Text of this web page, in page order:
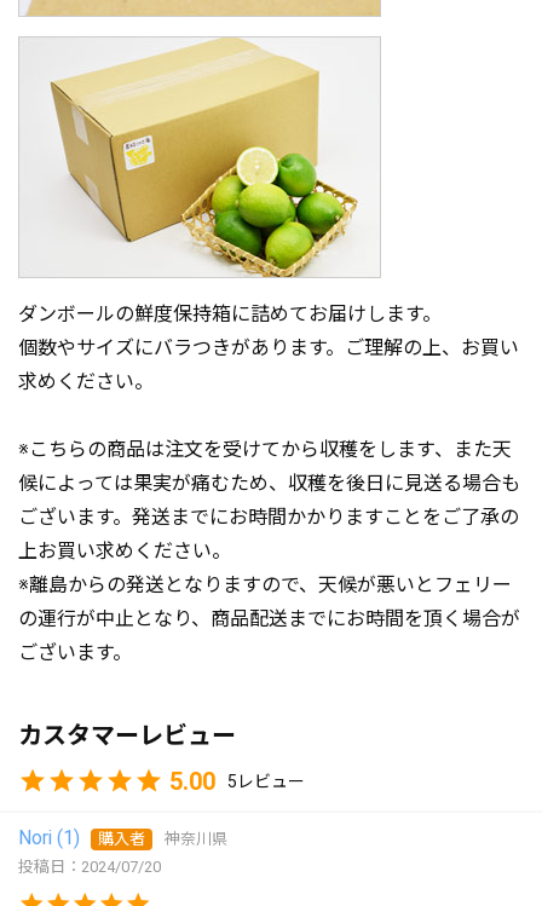
ダンボールの鮮度保持箱に詰めてお届けします。
個数やサイズにバラつきがあります。ご理解の上、お買い
求めください。
※こちらの商品は注文を受けてから収穫をします、また天
候によっては果実が痛むため、収穫を後日に見送る場合も
ございます。発送までにお時間かかりますことをご了承の
上お買い求めください。
※離島からの発送となりますので、天候が悪いとフェリー
の運行が中止となり、商品配送までにお時間を頂く場合が
ございます。
カスタマーレビュー
5.00
5
Nori 1 購入者
神奈川県
投稿日
2024/07/20